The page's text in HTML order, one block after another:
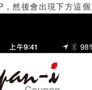
然後會出現下方這